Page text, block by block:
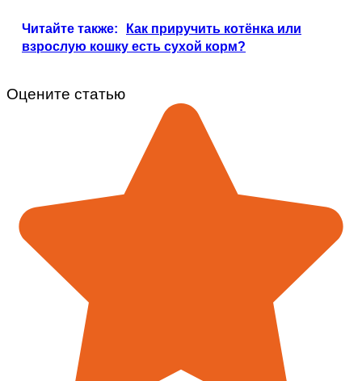
Читайте также:
Как приручить котёнка или
взрослую кошку есть сухой корм?
Оцените статью